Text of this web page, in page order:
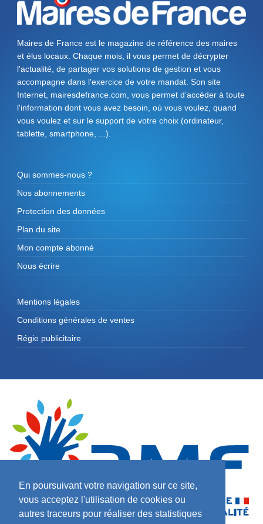
En poursuivant votre navigation sur ce site,
vous acceptez l'utilisation de cookies ou
autres traceurs pour réaliser des statistiques
Maires de France est le magazine de référence des maires
et élus locaux. Chaque mois, il vous permet de décrypter
l'actualité, de partager vos solutions de gestion et vous
accompagne dans l'exercice de votre mandat. Son site
Internet, mairesdefrance.com, vous permet d’accéder à toute
l'information dont vous avez besoin, où vous voulez, quand
vous voulez et sur le support de votre choix (ordinateur,
tablette, smartphone, ...).
Qui sommes-nous ?
Nos abonnements
Protection des données
Plan du site
Mon compte abonné
Nous écrire
Mentions légales
Conditions générales de ventes
Régie publicitaire